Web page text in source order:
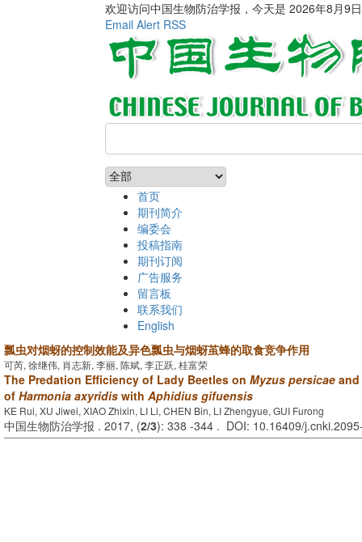
欢迎访问中国生物防治学报，今天是 2026年8月9
Email Alert RSS
首页
期刊简介
编委会
投稿指南
期刊订阅
广告服务
留言板
联系我们
English
瓢虫对烟蚜的控制效能及异色瓢虫与烟蚜茧蜂的取食竞争作用
可芮, 徐继伟, 肖志新, 李丽, 陈斌, 李正跃, 桂富荣
The Predation Efficiency of Lady Beetles on Myzus persicae
of Harmonia axyridis with Aphidius gifuensis
KE Rui, XU Jiwei, XIAO Zhixin, LI Li, CHEN Bin, LI Zhengyue, GUI Furong
中国生物防治学报 . 2017, (2/3): 338 -344 . DOI: 10.16409/